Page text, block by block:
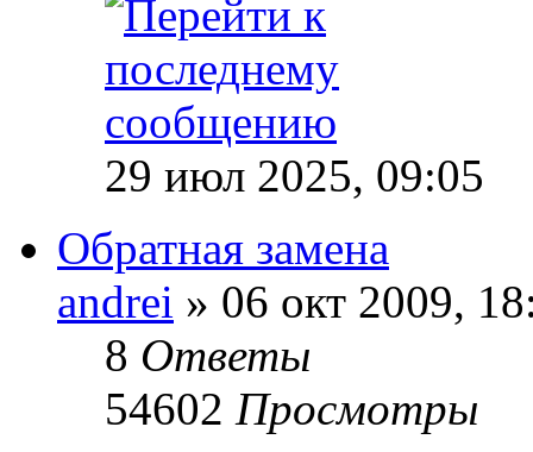
29 июл 2025, 09:05
Обратная замена
andrei » 06 окт 2009,
8 Ответы
54602 Просмотры